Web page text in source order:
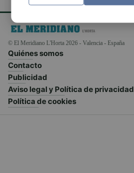
© El Meridiano L'Horta 2026 - Valencia - España
Quiénes somos
Contacto
Publicidad
Aviso legal y Política de privacidad
Política de cookies